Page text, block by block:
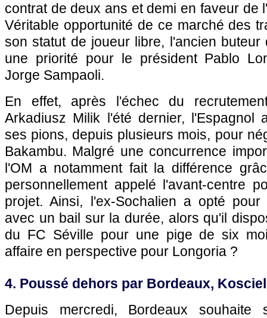
contrat de deux ans et demi en faveur de
Véritable opportunité de ce marché des
son statut de joueur libre, l'ancien buteur
une priorité pour le président Pablo
Jorge Sampaoli.
En effet, après l'échec du
Arkadiusz Milik l'été dernier, l'Espagnol
ses pions, depuis plusieurs mois, pour
Bakambu. Malgré une concurrence
l'OM a notamment fait la différence
personnellement appelé l'avant-centre
projet. Ainsi, l'ex-Sochalien a opté
avec un bail sur la durée, alors qu'il
du FC Séville pour une pige de six
affaire en perspective pour Longoria ?
4. Poussé dehors par Bordeaux,
Depuis mercredi, Bordeaux